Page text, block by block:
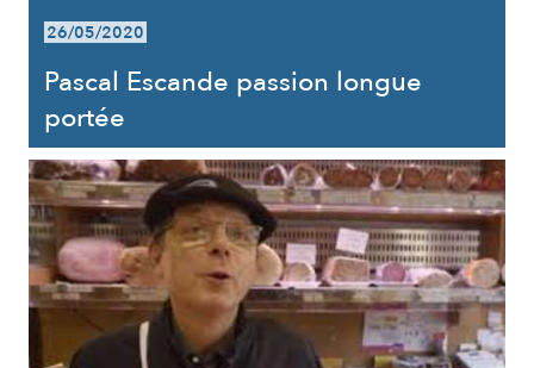
26/05/2020
Pascal Escande passion longue
portée